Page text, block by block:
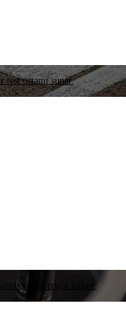
test ortamı sunar.
yedek parça bulun.